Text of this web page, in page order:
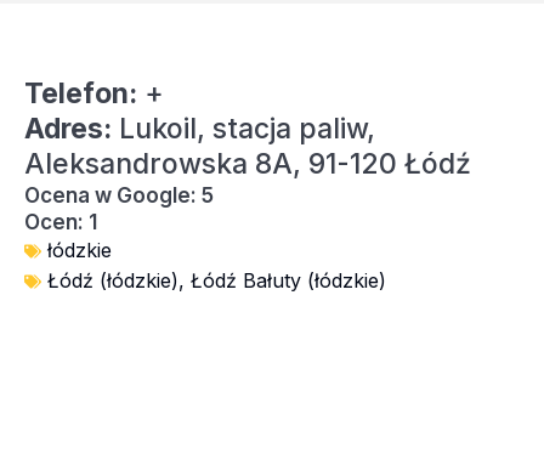
Telefon: +
Adres: Lukoil, stacja paliw,
Aleksandrowska 8A, 91-120 Łódź
Ocena w Google: 5
Ocen: 1
łódzkie
Łódź (łódzkie), Łódź Bałuty (łódzkie)